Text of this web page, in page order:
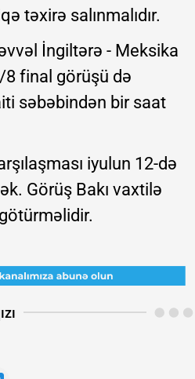
təxirə salınmalıdır.
İngiltərə - Meksika
8 final görüşü də
səbəbindən bir saat
iyulun 12-də
Görüş Bakı vaxtilə